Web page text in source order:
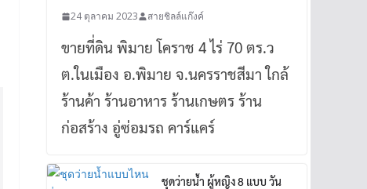
24 ตุลาคม 2023 สายชิลล์แก๊งค์
ขายที่ดิน พิมาย โคราช 4 ไร่ 70 ตร.ว
ต.ในเมือง อ.พิมาย จ.นครราชสีมา ใกล้
ร้านค้า ร้านอาหาร ร้านเกษตร ร้าน
ก่อสร้าง อู่ซ่อมรถ คาร์แคร์
ชุดว่ายน้ำ ผู้หญิง 8 แบบ วัน